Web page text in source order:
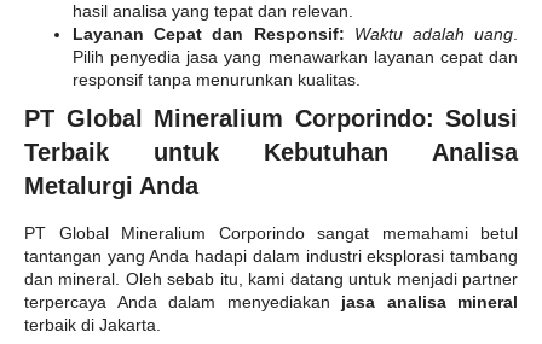
hasil analisa yang tepat dan relevan.
Layanan Cepat dan Responsif:
Waktu adalah uang.
Pilih penyedia jasa yang menawarkan layanan cepat dan
responsif tanpa menurunkan kualitas.
PT Global Mineralium Corporindo: Solusi
Terbaik untuk Kebutuhan Analisa
Metalurgi Anda
PT Global Mineralium Corporindo sangat memahami betul
tantangan yang Anda hadapi dalam industri eksplorasi tambang
dan mineral. Oleh sebab itu, kami datang untuk menjadi partner
terpercaya Anda dalam menyediakan jasa analisa mineral
terbaik di Jakarta.